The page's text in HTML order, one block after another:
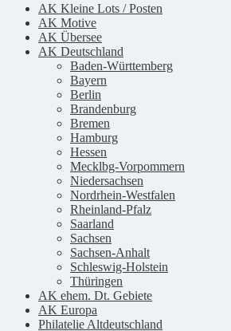
AK Kleine Lots / Posten
AK Motive
AK Übersee
AK Deutschland
Baden-Württemberg
Bayern
Berlin
Brandenburg
Bremen
Hamburg
Hessen
Mecklbg-Vorpommern
Niedersachsen
Nordrhein-Westfalen
Rheinland-Pfalz
Saarland
Sachsen
Sachsen-Anhalt
Schleswig-Holstein
Thüringen
AK ehem. Dt. Gebiete
AK Europa
Philatelie Altdeutschland